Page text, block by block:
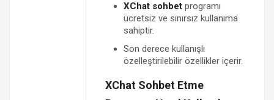
XChat sohbetprogramı
ücretsiz ve sınırsız kullanıma
sahiptir.
Son derece kullanışlı
özelleştirilebilir özellikler içerir.
XChat Sohbet Etme